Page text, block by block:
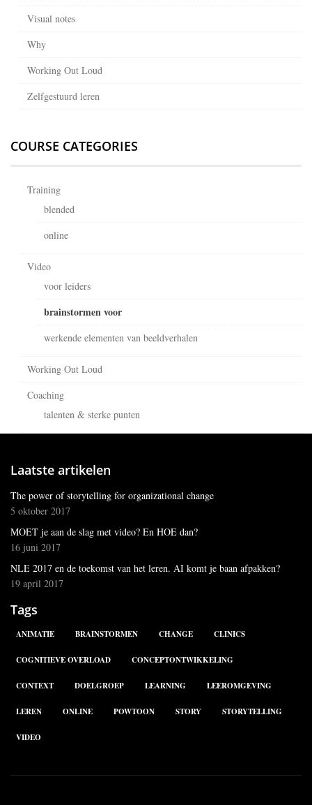
Visual notes
Why
Working Out Loud
Zelfgestuurd leren
COURSE CATEGORIES
Training
blended
online
Video
voor leiders
brainstormen voor
werkende elementen van beeldverhalen
Working Out Loud
Coaching
talenten & sterke punten
Laatste artikelen
The power of storytelling for organizational change
5 oktober 2017
MOET je aan de slag met video? En HOE dan?
16 juni 2017
NLE 2017 en de toekomst van het leren. AI komt je baan afpakken?
19 april 2017
Tags
ANIMATIE BRAINSTORMEN CHANGE CLINICS
COGNITIEVE OVERLOAD CONCEPTONTWIKKELING
CONTEXT DOELGROEP LEARNING LEEROMGEVING
LEREN ONLINE POWTOON STORY STORYTELLING
VIDEO